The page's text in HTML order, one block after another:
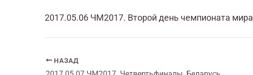
2017.05.06 ЧМ2017. Второй день чемпионата мира
НАЗАД